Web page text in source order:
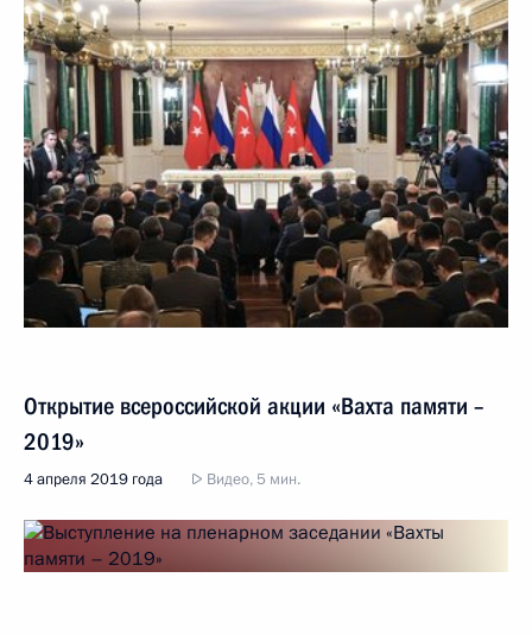
Открытие всероссийской акции «Вахта памяти –
2019»
4 апреля 2019 года Видео, 5 мин.